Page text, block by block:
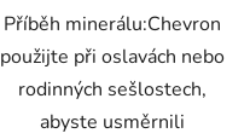
Příběh minerálu:Chevron
použijte při oslavách nebo
rodinných sešlostech,
abyste usměrnili